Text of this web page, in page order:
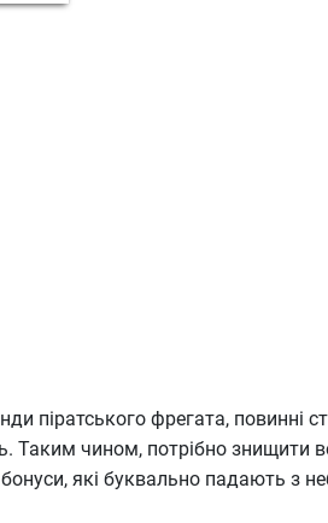
піратського фрегата,
Таким чином, потрібно знищити
бонуси, які буквально падають з